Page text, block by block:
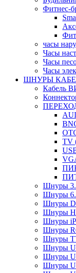
Фитнес-
часы
Часы
Часы
Часы
ШНУРЫ
Кабель
TV
Шнуры
Шнуры
Шнуры
Шнуры
Шнуры
Шнуры
Шнуры
Шнуры
Шнуры
Шнуры